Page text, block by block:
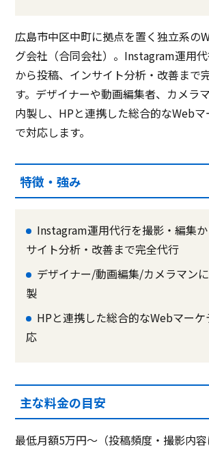
広島市中区中町に拠点を置く独立系の
グ会社（合同会社）。Instagram運用
から投稿、インサイト分析・改善まで
す。デザイナーや動画編集者、カメラ
内製し、HPと連携した総合的なWebマ
で対応します。
特徴・強み
Instagram運用代行を撮影・編集
サイト分析・改善まで完全代行
デザイナー/動画編集/カメラマン
製
HPと連携した総合的なWebマー
応
主な料金の目安
最低月額5万円〜（投稿頻度・撮影内容